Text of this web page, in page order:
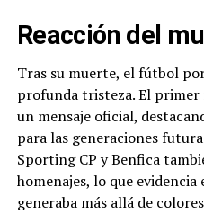
Reacción del
Tras su muerte, el fútbol
profunda tristeza. El
un mensaje oficial,
para las generaciones
Sporting CP y Benfica
homenajes, lo que
generaba más allá de